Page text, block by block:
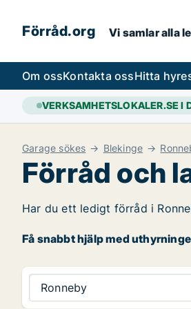
Förråd.org Vi samlar alla
Om ossKontakta ossHitta
VERKSAMHETSLOKALER.SE I
Garage sökes Blekinge
Förråd och
Har du ett ledigt förråd i
Få snabbt hjälp med
Ronneby